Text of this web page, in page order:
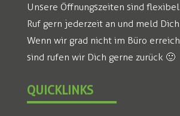
Unsere Öffnungszeiten sind
Ruf gern jederzeit an und meld
Wenn wir grad nicht im Büro
sind rufen wir Dich gerne zurück 🙂
QUICKLINKS